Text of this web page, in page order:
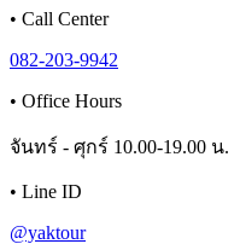
• Call Center
082-203-9942
• Office Hours
จันทร์ - ศุกร์ 10.00-19.00 น.
• Line ID
@yaktour